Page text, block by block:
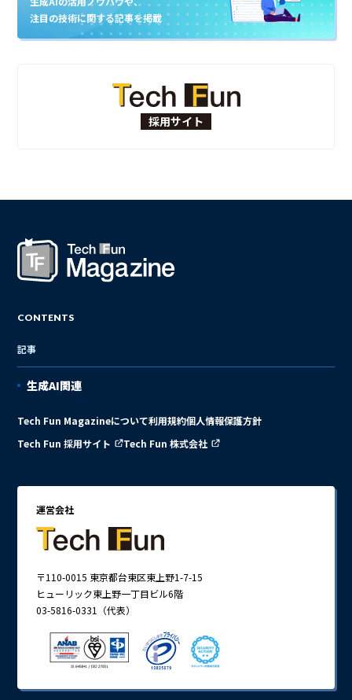
注目の技術に関する記事を掲載
採用サイト
CONTENTS
記事
生成AI関連
Tech Fun Magazineについて利用規約個人情報保護方針
Tech Fun 採用サイト
Tech Fun 株式会社
運営会社
〒110-0015 東京都台東区東上野1-7-15
ヒューリック東上野一丁目ビル6階
03-5816-0331（代表）